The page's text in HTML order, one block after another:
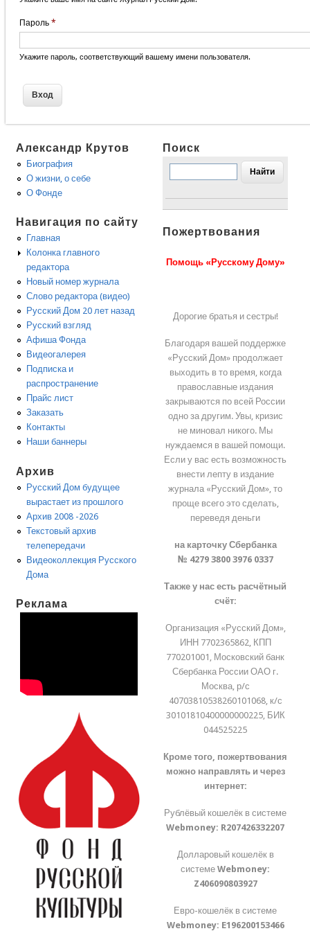
Пароль *
Укажите пароль, соответствующий вашему имени пользователя.
Александр Крутов
Биография
О жизни, о себе
О Фонде
Навигация по сайту
Главная
Колонка главного
редактора
Новый номер журнала
Слово редактора (видео)
Русский Дом 20 лет назад
Русский взгляд
Афиша Фонда
Видеогалерея
Подписка и
распространение
Прайс лист
Заказать
Контакты
Наши баннеры
Архив
Русский Дом будущее
вырастает из прошлого
Архив 2008 -2026
Текстовый архив
телепередачи
Видеоколлекция Русского
Дома
Реклама
Поиск
Пожертвования
Помощь «Русскому Дому»
Дорогие братья и сестры!
Благодаря вашей поддержке
«Русский Дом» продолжает
выходить в то время, когда
православные издания
закрываются по всей России
одно за другим. Увы, кризис
не миновал никого. Мы
нуждаемся в вашей помощи.
Если у вас есть возможность
внести лепту в издание
журнала «Русский Дом», то
проще всего это сделать,
переведя деньги
на карточку Сбербанка
№ 4279 3800 3976 0337
Также у нас есть расчётный
счёт:
Организация «Русский Дом»,
ИНН 7702365862, КПП
770201001, Московский банк
Сбербанка России ОАО г.
Москва, р/с
40703810538260101068, к/с
30101810400000000225, БИК
044525225
Кроме того, пожертвования
можно направлять и через
интернет:
Рублёвый кошелёк в системе
Webmoney: R207426332207
Долларовый кошелёк в
системеWebmoney:
Z406090803927
Евро-кошелёк в системе
Webmoney: E196200153466